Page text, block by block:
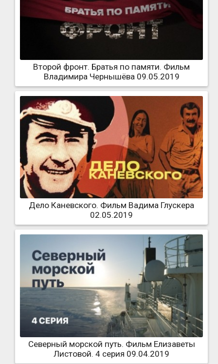
Второй фронт. Братья по памяти. Фильм
Владимира Чернышёва 09.05.2019
Дело Каневского. Фильм Вадима Глускера
02.05.2019
Северный морской путь. Фильм Елизаветы
Листовой. 4 серия 09.04.2019